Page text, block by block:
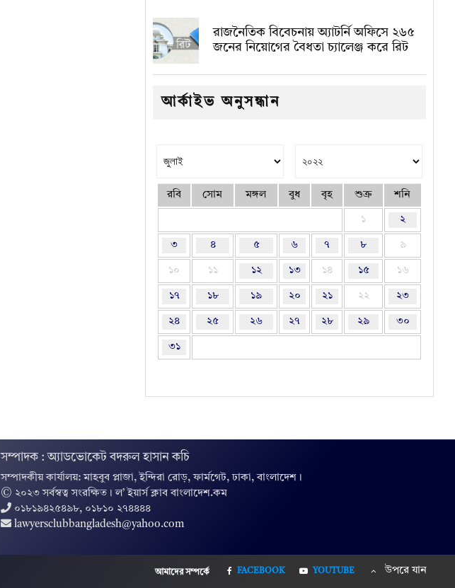
রাজনৈতিক বিবেচনায় অ‍্যাটর্নি অফিসে ২৬৫
জনের নিয়োগের বৈধতা চ্যালেঞ্জ করে রিট
আর্কাইভ অনুসন্ধান
রবি সোম মঙ্গল বুধ বৃহ শুক্র শনি
১ ২
৩ ৪ ৫ ৬ ৭ ৮ ৯
১০ ১১ ১২ ১৩ ১৪ ১৫ ১৬
১৭ ১৮ ১৯ ২০ ২১ ২২ ২৩
২৪ ২৫ ২৬ ২৭ ২৮ ২৯ ৩০
৩১
সম্পাদক : অ্যাডভোকেট বদরুল হাসান কচি
সম্পাদকীয় কার্যালয়: মাহবুব প্লাজা, ইন্দিরা রোড়, ফার্মগেট, ঢাকা, বাংলাদেশ।
© ২০২৩ সর্বস্বত্ব সংরক্ষিত । ল’ ইয়ার্স ক্লাব বাংলাদেশ.কম
০১৮১৯৪২৫৪৯৮, ০১৮১০ ২৭৪৪৪৪
lawyersclubbangladesh@yahoo.com
আমাদের সম্পর্কে FACEBOOK YOUTUBE উপরে যান